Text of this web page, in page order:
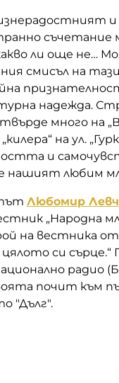
ли още не…
смисъл на
надежда.
много на
на ул.
и
нашият любим
Любомир
„Народна
на вестника от
си сърце.“
радио
почит към
"Дълг".